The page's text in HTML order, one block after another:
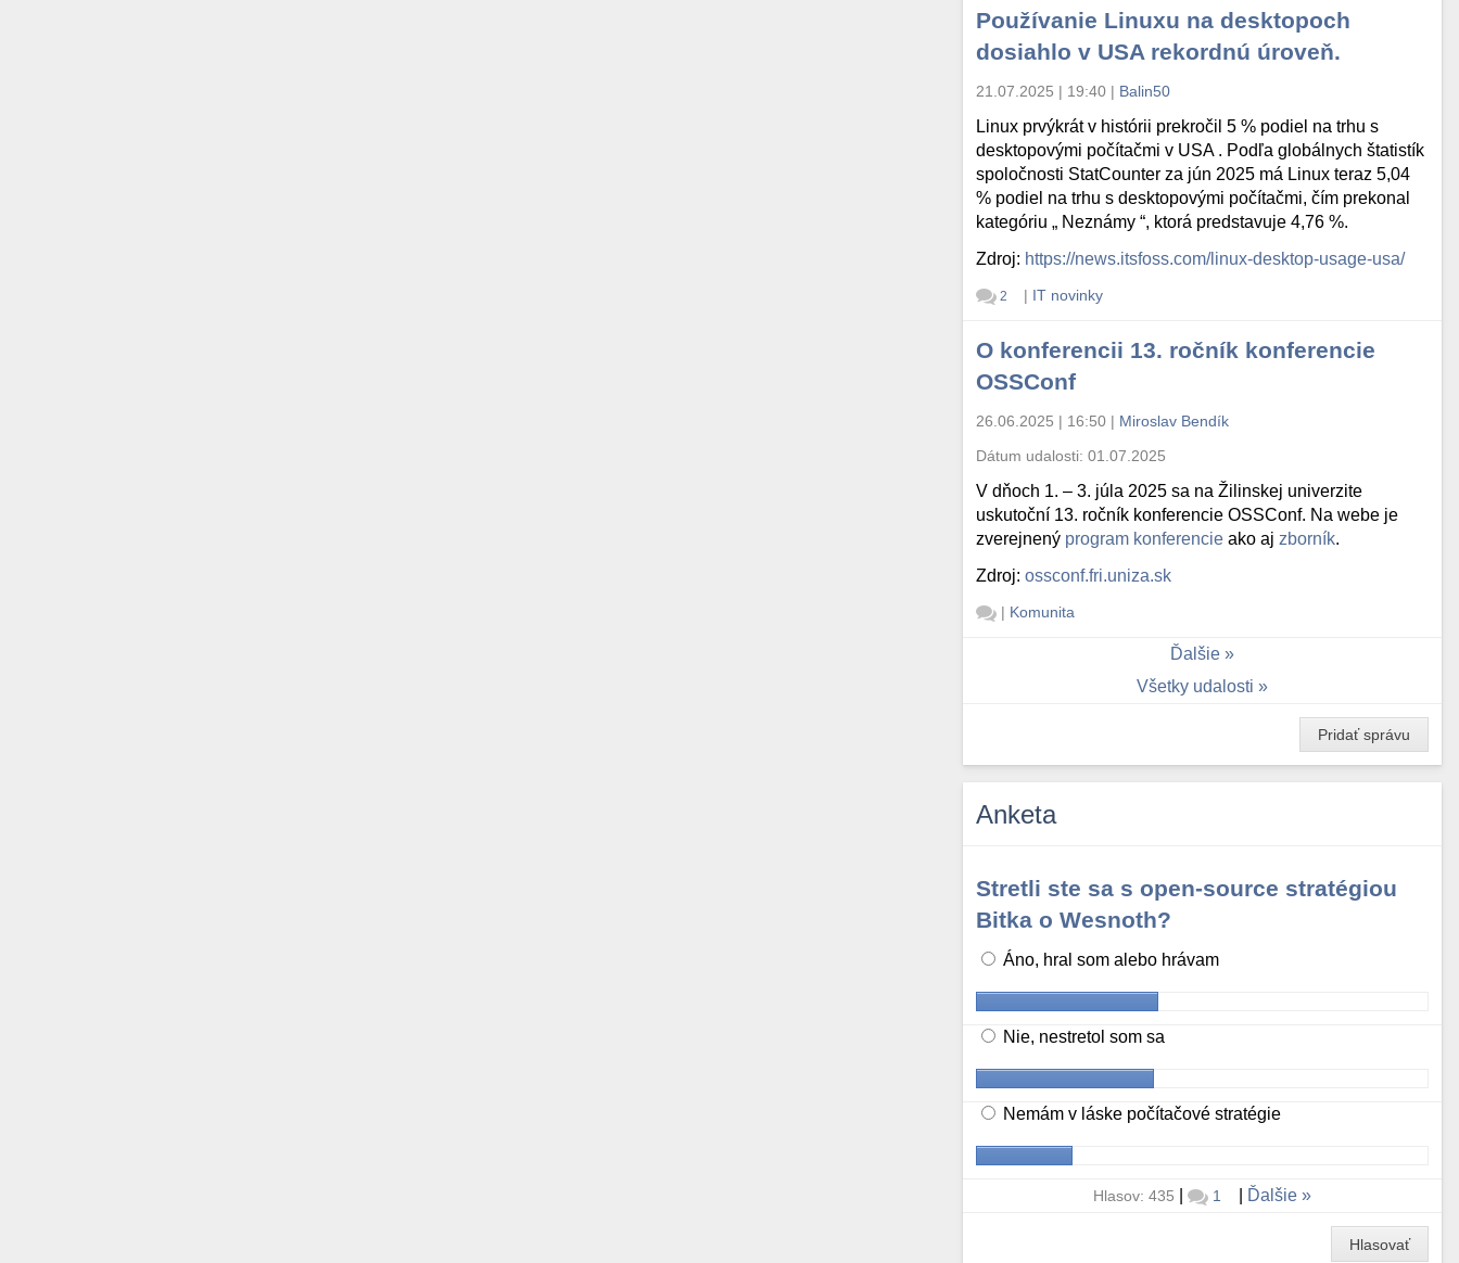
Používanie Linuxu na desktopoch
dosiahlo v USA rekordnú úroveň.
21.07.2025 | 19:40 | Balin50
Linux prvýkrát v histórii prekročil 5 % podiel na trhu s
desktopovými počítačmi v USA . Podľa globálnych štatistík
spoločnosti StatCounter za jún 2025 má Linux teraz 5,04
% podiel na trhu s desktopovými počítačmi, čím prekonal
kategóriu „ Neznámy “, ktorá predstavuje 4,76 %.
Zdroj: https://news.itsfoss.com/linux-desktop-usage-usa/
2 | IT novinky
O konferencii 13. ročník konferencie
OSSConf
26.06.2025 | 16:50 | Miroslav Bendík
Dátum udalosti:01.07.2025
V dňoch 1. – 3. júla 2025 sa na Žilinskej univerzite
uskutoční 13. ročník konferencie OSSConf. Na webe je
zverejnený program konferencie ako aj zborník.
Zdroj:ossconf.fri.uniza.sk
| Komunita
Ďalšie
Všetky udalosti
Pridať správu
Anketa
Stretli ste sa s open-source stratégiou
Bitka o Wesnoth?
Áno, hral som alebo hrávam
Nie, nestretol som sa
Nemám v láske počítačové stratégie
Hlasov: 435 | 1 Ďalšie
Hlasovať